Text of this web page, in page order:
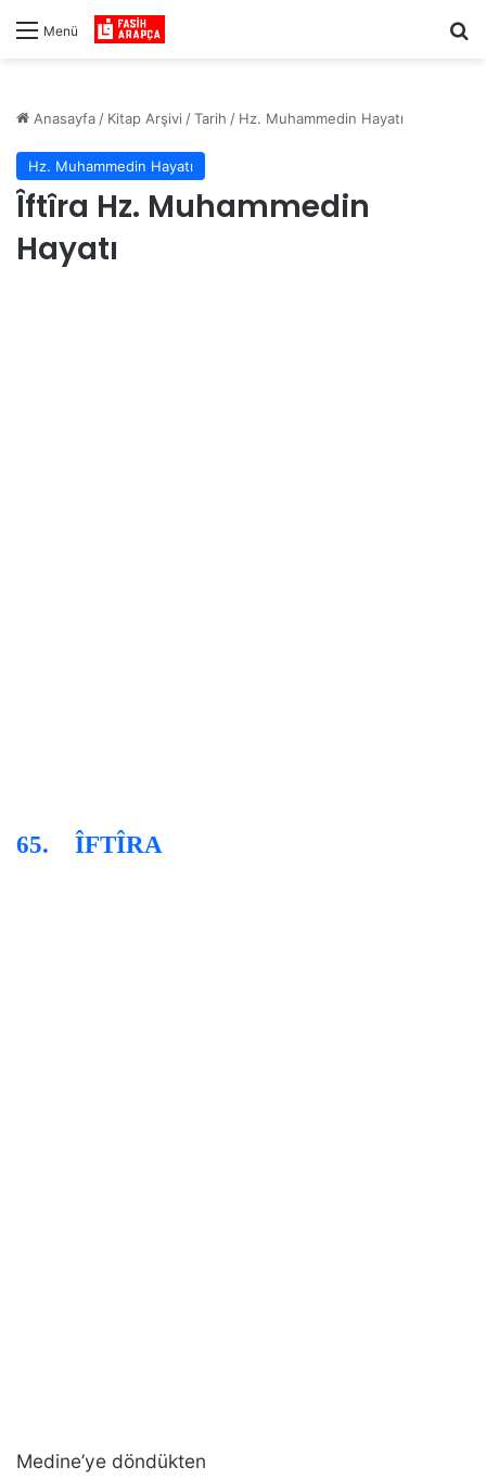
Menü
Anasayfa / Kitap Arşivi /Tarih / Hz. Muhammedin Hayatı
Hz. Muhammedin Hayatı
Îftîra Hz. Muhammedin
Hayatı
65. ÎFTÎRA
Medine’ye döndükten